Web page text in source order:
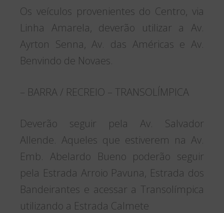
Os veículos provenientes do Centro, via
Linha Amarela, deverão utilizar a Av.
Ayrton Senna, Av. das Américas e Av.
Benvindo de Novaes.
– BARRA / RECREIO – TRANSOLÍMPICA
Deverão seguir pela Av. Salvador
Allende. Aqueles que estiverem na Av.
Emb. Abelardo Bueno poderão seguir
pela Estrada Arroio Pavuna, Estrada dos
Bandeirantes e acessar a Transolímpica
utilizando a Estrada Calmete